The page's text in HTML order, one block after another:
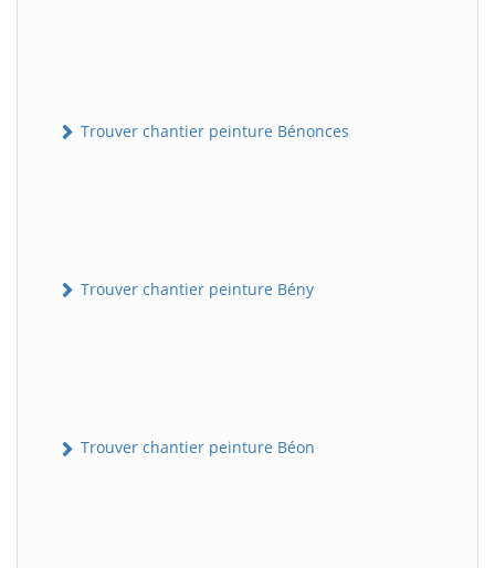
Trouver chantier peinture Bénonces
Trouver chantier peinture Bény
Trouver chantier peinture Béon